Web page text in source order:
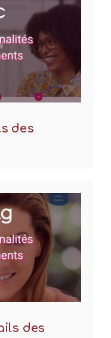
des
des